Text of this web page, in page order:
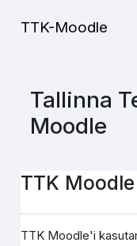
TTK-Moodle
Tallinna
Moodle
TTK
TTK Moodle'i